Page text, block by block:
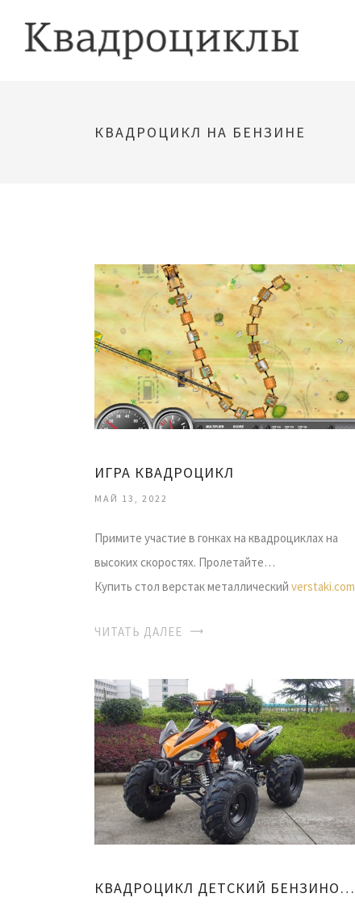
КВАДРОЦИКЛ НА БЕНЗИНЕ
ИГРА КВАДРОЦИКЛ
МАЙ 13, 2022
Примите участие в гонках на квадроциклах на
высоких скоростях. Пролетайте…
Купить стол верстак металлический verstaki.com
ЧИТАТЬ ДАЛЕЕ
КВАДРОЦИКЛ ДЕТСКИЙ БЕНЗИНОВЫЙ КУПИТЬ